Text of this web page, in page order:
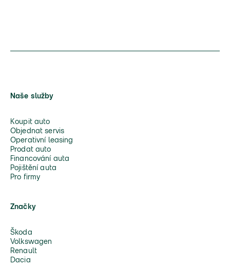
Naše služby
Koupit auto
Objednat servis
Operativní leasing
Prodat auto
Financování auta
Pojištění auta
Pro firmy
Značky
Škoda
Volkswagen
Renault
Dacia